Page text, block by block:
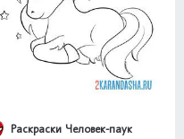
Раскраски Человек-паук